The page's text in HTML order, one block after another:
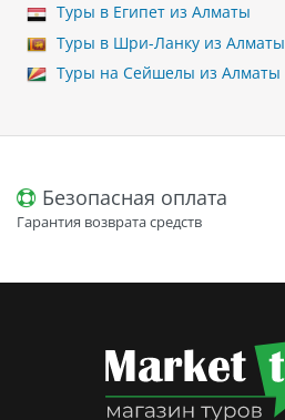
Туры в Египет из Алматы
Туры в Шри-Ланку из Алматы
Туры на Сейшелы из Алматы
Безопасная оплата
Гарантия возврата средств